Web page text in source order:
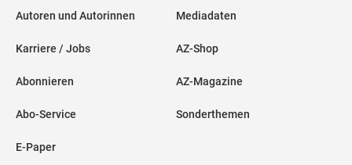
Autoren und Autorinnen
Karriere / Jobs
Abonnieren
Abo-Service
E-Paper
Mediadaten
AZ-Shop
AZ-Magazine
Sonderthemen